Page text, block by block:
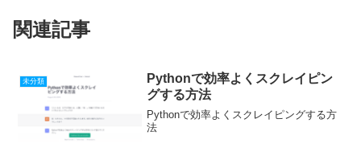
関連記事
未分類
Pythonで効率よくスクレイピン
グする方法
Pythonで効率よくスクレイピングする方
法